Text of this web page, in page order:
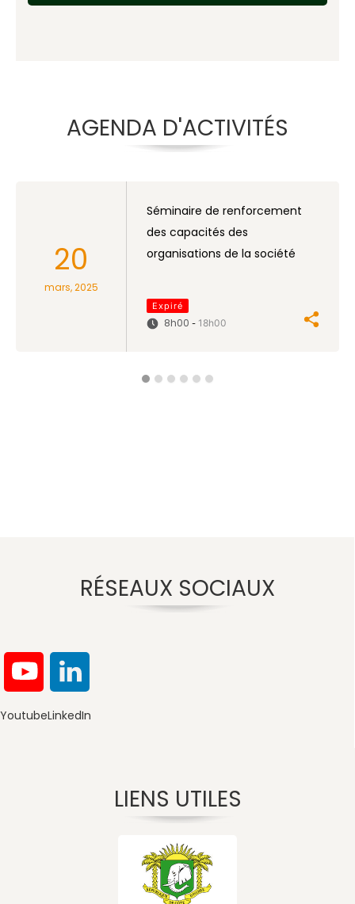
AGENDA D'ACTIVITÉS
20
mars, 2025
Séminaire de renforcement
des capacités des
organisations de la société
commande publique
Expiré
8h00 - 18h00
RÉSEAUX SOCIAUX
YoutubeLinkedIn
LIENS UTILES